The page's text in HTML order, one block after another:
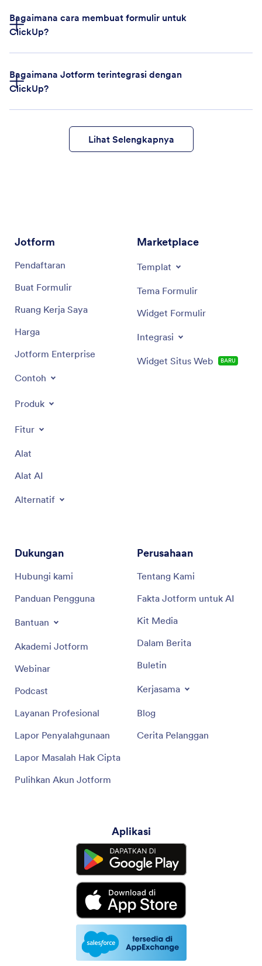
Bagaimana cara membuat formulir untuk
ClickUp?
Buat Formulir
Elemen Formulir
Bagaimana Jotform terintegrasi dengan
ClickUp?
bagaimana Jotform
terintegrasi dengan ClickUp
Lihat Selengkapnya
Jotform
Pendaftaran
Buat Formulir
Ruang Kerja Saya
Harga
Jotform Enterprise
Contoh
Produk
Fitur
Alat
Alat AI
Alternatif
Marketplace
Templat
Tema Formulir
Widget Formulir
Integrasi
Widget Situs Web BARU
Dukungan
Hubungi kami
Panduan Pengguna
Bantuan
Akademi Jotform
Webinar
Podcast
Layanan Profesional
Lapor Penyalahgunaan
Lapor Masalah Hak Cipta
Pulihkan Akun Jotform
Perusahaan
Tentang Kami
Fakta Jotform untuk AI
Kit Media
Dalam Berita
Buletin
Kerjasama
Blog
Cerita Pelanggan
Aplikasi